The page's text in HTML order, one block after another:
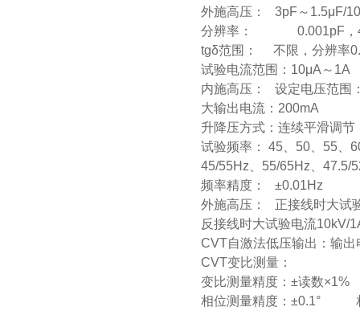
外施高压： 3pF～
分辨率： 0.001pF，4
tgδ范围： 不限，分辨率
试验电流范围：10μA～1A
内施高压： 设定电压范围
大输出电流：200mA
升降压方式：连续平滑调节
试验频率： 45、50、55、
45/55Hz、55/65Hz、47.5/
频率精度： ±0.01Hz
外施高压： 正接线时大试
反接线时大试验电流10kV/
CVT自激法低压输出：输
CVT变比测量：
变比测量精度：±读数
相位测量精度：±0.1° 相